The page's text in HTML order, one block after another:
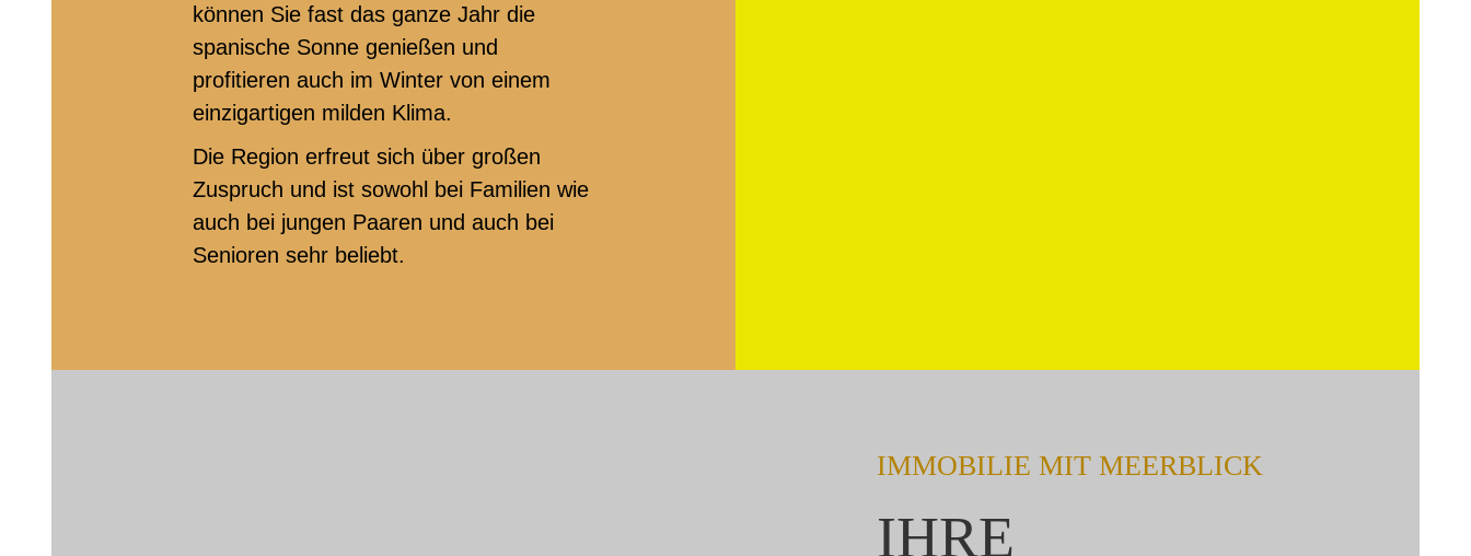
können Sie fast das ganze Jahr die
spanische Sonne genießen und
profitieren auch im Winter von einem
einzigartigen milden Klima.
Die Region erfreut sich über großen
Zuspruch und ist sowohl bei Familien wie
auch bei jungen Paaren und auch bei
Senioren sehr beliebt.
IMMOBILIE MIT MEERBLICK
IHRE